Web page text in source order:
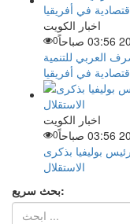
اخبار الكويت
0
العربي للتنمية
في أفريقيا
اخبار الكويت
0
بوليفيا بذكرى
الاستقلال
بحث سريع: